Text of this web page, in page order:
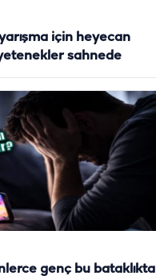
için heyecan
sahnede
genç bu bataklıkta